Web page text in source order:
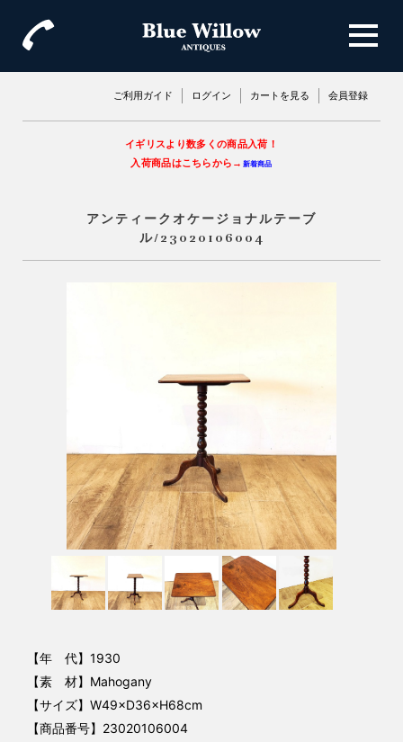
ご利用ガイド ログイン カートを見る 会員登録
イギリスより数多くの商品入荷！
入荷商品はこちらから→ 新着商品
アンティークオケージョナルテーブ
ル/23020106004
【年 代】1930
【素 材】Mahogany
【サイズ】W49×D36×H68cm
【商品番号】23020106004